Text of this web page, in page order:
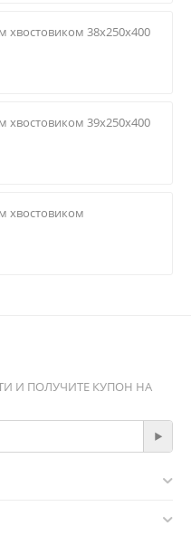
хвостовиком 38х250х400
хвостовиком 39х250х400
хвостовиком
И ПОЛУЧИТЕ КУПОН НА